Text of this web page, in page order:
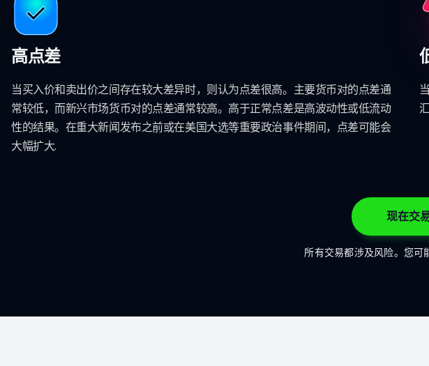
高点差
当买入价和卖出价之间存在较大差异时，则认为点差很高。主要货币对的点差通
常较低，而新兴市场货币对的点差通常较高。高于正常点差是高波动性或低流动
性的结果。在重大新闻发布之前或在美国大选等重要政治事件期间，点差可能会
大幅扩大.
现在交
所有交易都涉及风险。您可